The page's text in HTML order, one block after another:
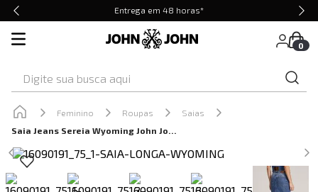
Entrega em 48 horas*
0
Feminino Roupas
Saias
Saia Jeans Sereia Wyoming John John Feminina